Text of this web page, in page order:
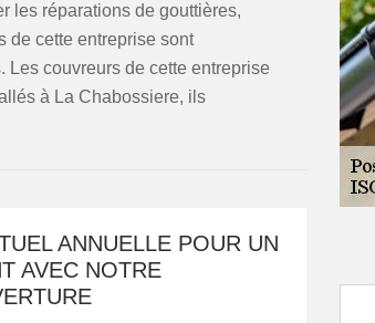
les réparations de gouttières,
de cette entreprise sont
Les couvreurs de cette entreprise
à La Chabossiere, ils
ANNUELLE POUR UN
AVEC NOTRE